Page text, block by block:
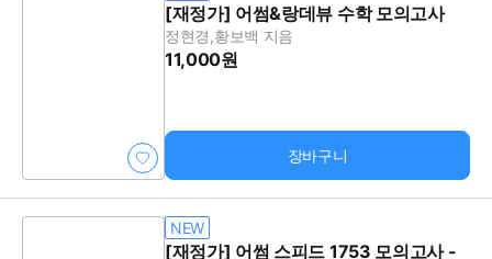
[재정가] 어썸&랑데뷰 수학 모의고사
정현경,황보백 지음
11,000원
장바구니
NEW
[재정가] 어썸 스피드 1753 모의고사 -